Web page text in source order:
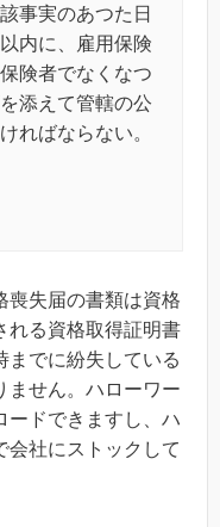
事実のあつた日
内に、雇用保険
険者でなくなつ
添えて管轄の公
ればならない。
喪失届の書類は資格
れる資格取得証明書
までに紛失している
ません。ハローワー
ードできますし、ハ
会社にストックして